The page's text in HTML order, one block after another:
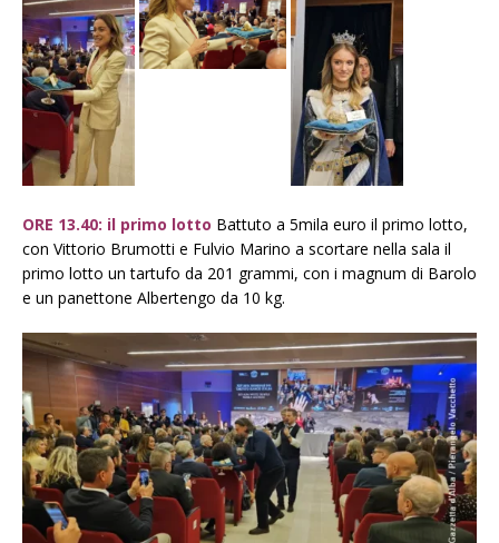
ORE 13.40: il primo lotto Battuto a 5mila euro il primo lotto,
con Vittorio Brumotti e Fulvio Marino a scortare nella sala il
primo lotto un tartufo da 201 grammi, con i magnum di Barolo
e un panettone Albertengo da 10 kg.